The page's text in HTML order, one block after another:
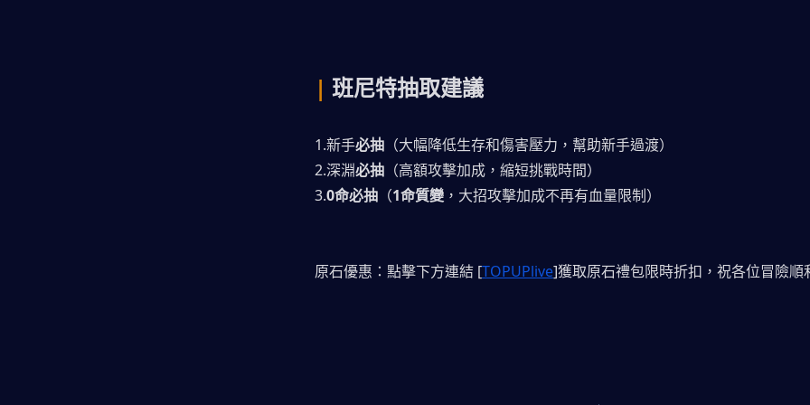
| 班尼特抽取建議
1.新手必抽 （大幅降低生存和傷害壓力，幫助新手過渡）
2.深淵必抽 （高額攻擊加成，縮短挑戰時間）
3.0命必抽 （1命質變 ，大招攻擊加成不再有血量限制）
原石優惠：點擊下方連結 [TOPUPlive]獲取原石禮包限時折扣，祝各位冒險順